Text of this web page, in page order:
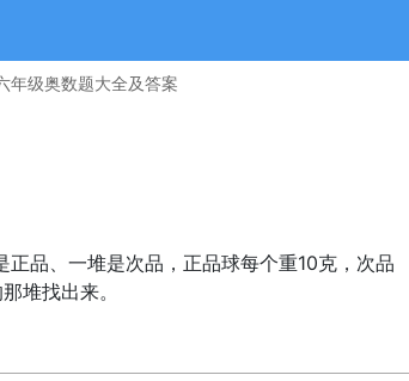
年级奥数题大全及答案
品、一堆是次品，正品球每个重10克，次品
堆找出来。